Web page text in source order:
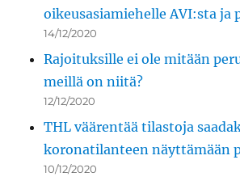
oikeusasiamiehelle AVI:sta ja
14/12/2020
Rajoituksille ei ole mitään
meillä on niitä?
12/12/2020
THL väärentää tilastoja
koronatilanteen näyttämään
10/12/2020